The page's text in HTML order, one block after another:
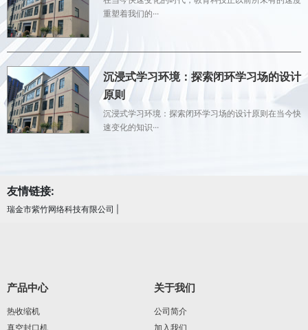
重塑着我们的···
沉浸式学习环境：探索闭环学习场的设计
原则
沉浸式学习环境：探索闭环学习场的设计原则在当今快
速变化的知识···
友情链接:
瑞金市紫竹网络科技有限公司
产品中心
热收缩机
真空封口机
关于我们
公司简介
加入我们